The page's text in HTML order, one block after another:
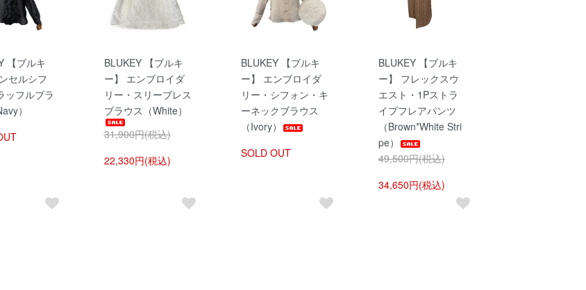
【ブルキ
セルシフ
ッフルブラ
）
BLUKEY 【ブルキ
ー】 エンブロイダ
リー・スリーブレス
ブラウス（White）
31,900円(税込)
22,330円(税込)
BLUKEY 【ブルキ
ー】 エンブロイダ
リー・シフォン・キ
ーネックブラウス
（Ivory）
SOLD OUT
BLUKEY 【ブルキ
ー】 フレックスウ
エスト・1Pストラ
イプフレアパンツ
（Brown*White Stri
pe）
49,500円(税込)
34,650円(税込)